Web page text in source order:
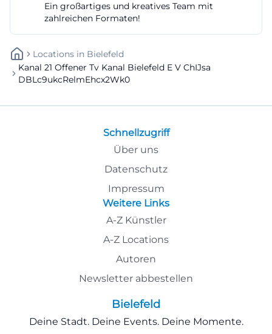
Ein großartiges und kreatives Team mit
zahlreichen Formaten!
Locations In Bielefeld
Kanal 21 Offener Tv Kanal Bielefeld E V ChIJsa
DBLc9ukcRelmEhcx2Wk0
Schnellzugriff
Über uns
Datenschutz
Impressum
Weitere Links
A-Z Künstler
A-Z Locations
Autoren
Newsletter abbestellen
Bielefeld
Deine Stadt. Deine Events. Deine Momente.